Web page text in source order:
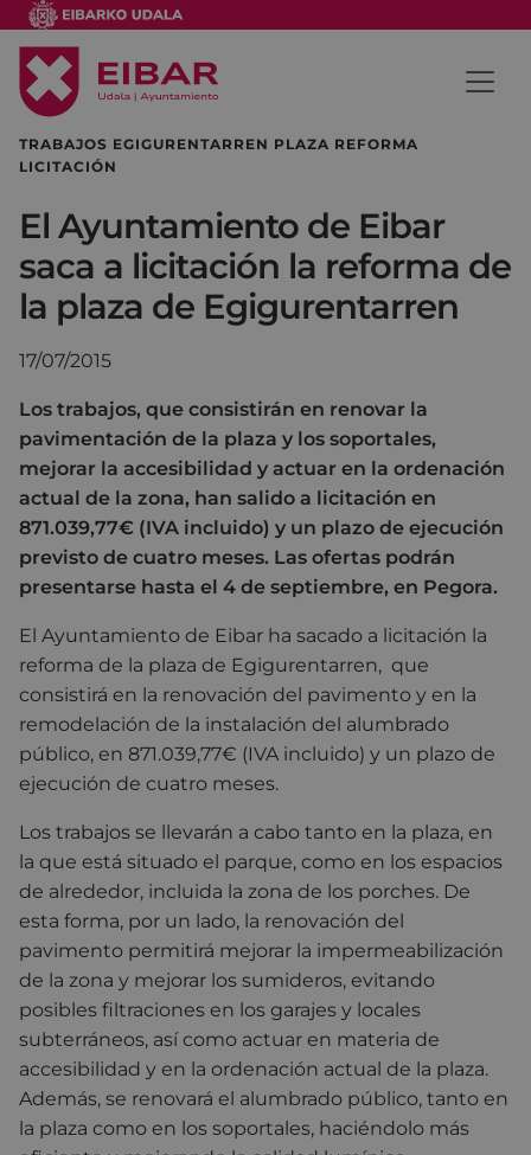
TRABAJOS EGIGURENTARREN PLAZA REFORMA
LICITACIÓN
El Ayuntamiento de Eibar
saca a licitación la reforma de
la plaza de Egigurentarren
17/07/2015
Los trabajos, que consistirán en renovar la
pavimentación de la plaza y los soportales,
mejorar la accesibilidad y actuar en la ordenación
actual de la zona, han salido a licitación en
871.039,77€ (IVA incluido) y un plazo de ejecución
previsto de cuatro meses. Las ofertas podrán
presentarse hasta el 4 de septiembre, en Pegora.
El Ayuntamiento de Eibar ha sacado a licitación la
reforma de la plaza de Egigurentarren, que
consistirá en la renovación del pavimento y en la
remodelación de la instalación del alumbrado
público, en 871.039,77€ (IVA incluido) y un plazo de
ejecución de cuatro meses.
Los trabajos se llevarán a cabo tanto en la plaza, en
la que está situado el parque, como en los espacios
de alrededor, incluida la zona de los porches. De
esta forma, por un lado, la renovación del
pavimento permitirá mejorar la impermeabilización
de la zona y mejorar los sumideros, evitando
posibles filtraciones en los garajes y locales
subterráneos, así como actuar en materia de
accesibilidad y en la ordenación actual de la plaza.
Además, se renovará el alumbrado público, tanto en
la plaza como en los soportales, haciéndolo más